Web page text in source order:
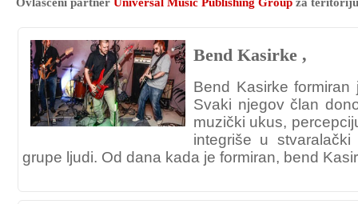
Bend Kasirke ,
Bend Kasirke
Svaki njegov član
muzički ukus,
integriše u
grupe ljudi. Od dana kada je formiran, bend